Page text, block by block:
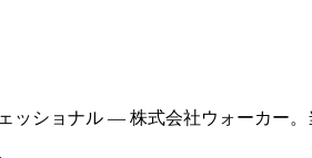
ッショナル — 株式会社ウォーカー。